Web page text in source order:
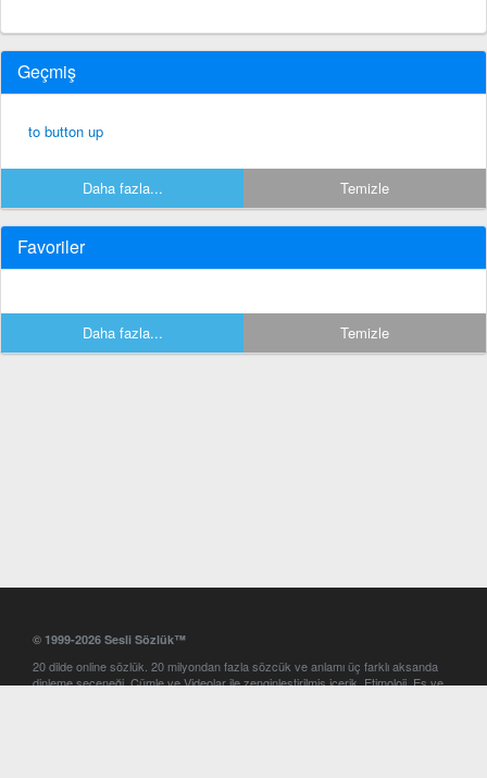
Geçmiş
to button up
Daha fazla... Temizle
Favoriler
Daha fazla... Temizle
© 1999-2026 Sesli Sözlük™
20 dilde online sözlük. 20 milyondan fazla sözcük ve anlamı üç farklı aksanda
dinleme seçeneği. Cümle ve Videolar ile zenginleştirilmiş içerik. Etimoloji, Eş ve